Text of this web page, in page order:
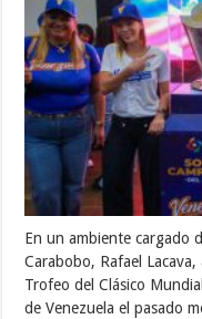
En un ambiente cargado
Carabobo, Rafael
Trofeo del Clásico
de Venezuela el pasado